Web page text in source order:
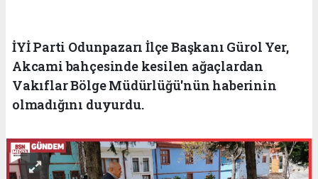
İYİ Parti Odunpazarı İlçe Başkanı Gürol Yer,
Akcami bahçesinde kesilen ağaçlardan
Vakıflar Bölge Müdürlüğü'nün haberinin
olmadığını duyurdu.